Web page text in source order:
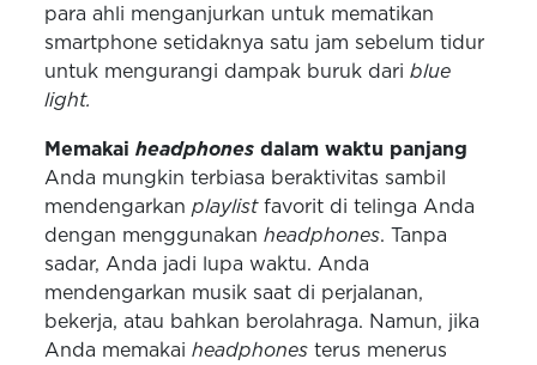
para ahli menganjurkan untuk mematikan
smartphone setidaknya satu jam sebelum tidur
untuk mengurangi dampak buruk dariblue
light.
Memakaiheadphones dalam waktu panjang
Anda mungkin terbiasa beraktivitas sambil
mendengarkanplaylistfavorit di telinga Anda
dengan menggunakanheadphones. Tanpa
sadar, Anda jadi lupa waktu. Anda
mendengarkan musik saat di perjalanan,
bekerja, atau bahkan berolahraga. Namun, jika
Anda memakaiheadphones terus menerus